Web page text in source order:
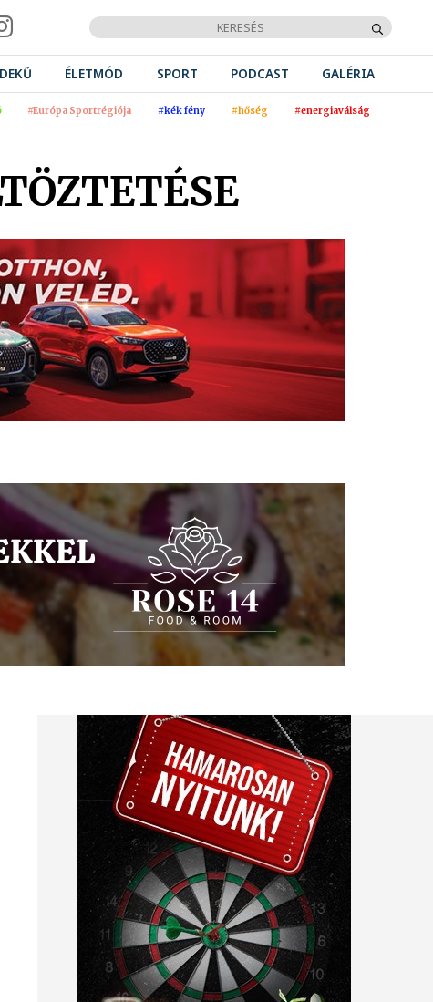
ÉLETMÓD SPORT PODCAST GALÉRIA
#Európa Sportrégiója #kék fény #hőség #energiaválság